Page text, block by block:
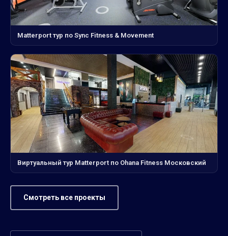
Matterport тур по Sync Fitness & Movement
Виртуальный тур Matterport по Ohana Fitness Московский
Смотреть все проекты